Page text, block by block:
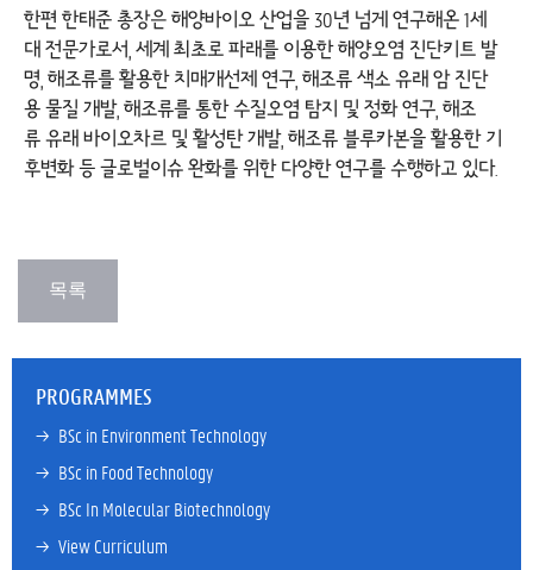
한편 한태준 총장은 해양바이오 산업을 30년 넘게 연구해온 1세
대 전문가로서, 세계 최초로 파래를 이용한 해양오염 진단키트 발
명, 해조류를 활용한 치매개선제 연구, 해조류 색소 유래 암 진단
용 물질 개발, 해조류를 통한 수질오염 탐지 및 정화 연구, 해조
류 유래 바이오차르 및 활성탄 개발, 해조류 블루카본을 활용한 기
후변화 등 글로벌이슈 완화를 위한 다양한 연구를 수행하고 있다.
PROGRAMMES
→ BSc in Environment Technology
→ BSc in Food Technology
→ BSc In Molecular Biotechnology
→ View Curriculum